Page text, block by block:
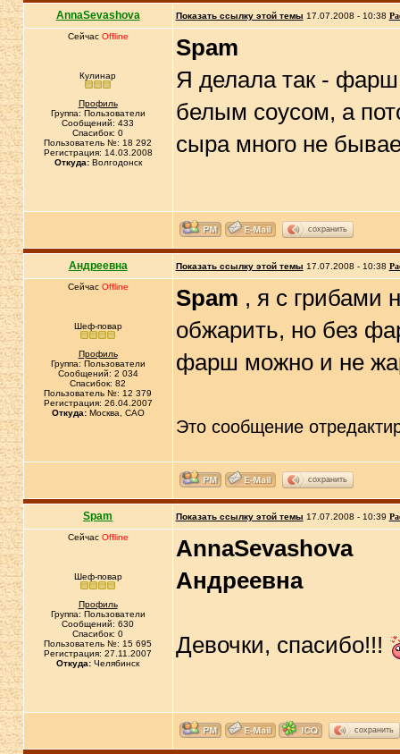
AnnaSevashova Показать ссылку этой темы 17.07.2008 - 10:38
Сейчас Offline
Кулинар
Профиль
Группа: Пользователи
Сообщений: 433
Спасибок: 0
Пользователь №: 18 292
Регистрация: 14.03.2008
Откуда:Волгодонск
Spam
Я делала так -
белым соусом, а
сыра много не
сохранить
Андреевна Показать ссылку этой темы 17.07.2008 - 10:38
Сейчас Offline
Шеф-повар
Профиль
Группа: Пользователи
Сообщений: 2 034
Спасибок: 82
Пользователь №: 12 379
Регистрация: 26.04.2007
Откуда:Москва, САО
Spam , я с грибами
обжарить, но без
фарш можно и не
Это сообщение
сохранить
Spam Показать ссылку этой темы 17.07.2008 - 10:39
Сейчас Offline
Шеф-повар
Профиль
Группа: Пользователи
Сообщений: 630
Спасибок: 0
Пользователь №: 15 695
Регистрация: 27.11.2007
Откуда: Челябинск
AnnaSevashova
Андреевна
Девочки, спасибо!!!
сохранить